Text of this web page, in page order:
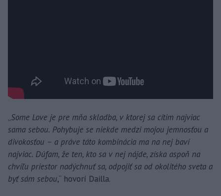
„Some Love je pre mňa skladba, v ktorej sa cítim najviac
sama sebou. Pohybuje se niekde medzi mojou jemnosťou a
divokosťou – a práve táto kombinácia ma na nej baví
najviac. Dúfam, že ten, kto sa v nej nájde, získa aspoň na
chvíľu priestor nadýchnuť sa, odpojiť sa od okolitého sveta a
byť sám sebou,“ hovorí Dailla.